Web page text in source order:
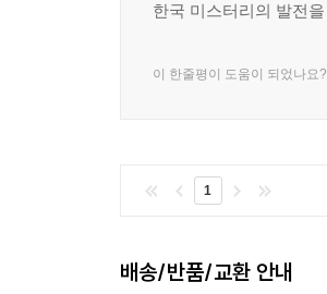
한국 미스터리의 발전
이 한줄평이 도움이 되었나요?
1
배송/반품/교환 안내